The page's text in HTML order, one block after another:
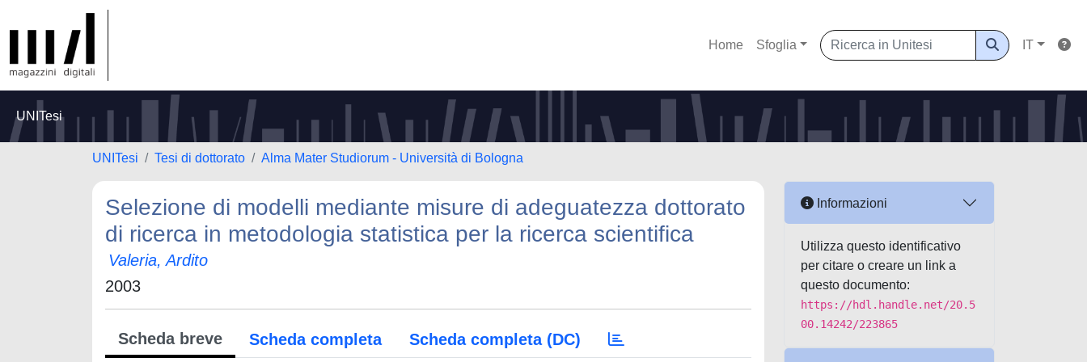
Home Sfoglia IT
UNITesi
UNITesi Tesi di dottorato Alma Mater Studiorum - Università di Bologna
Selezione di modelli mediante misure di adeguatezza dottorato
di ricerca in metodologia statistica per la ricerca scientifica
Valeria, Ardito
2003
Scheda breve Scheda completa Scheda completa (DC)
Informazioni
Utilizza questo identificativo
per citare o creare un link a
questo documento:
https://hdl.handle.net/20.5
00.14242/223865